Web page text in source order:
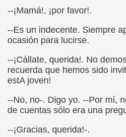
--¡Mamá!, ¡por favor!.
--Es un indecente. Siempre
ocasión para lucirse.
--¡Cállate, querida!. No
recuerda que hemos sido
estA joven!
--No, no-. Digo yo. --Por mí,
de cuentas sólo era una
--¡Gracias, querida!-.
Ayudar a Personas con
(Pedro Zurita)
sánchez Herrero)
Cuetos Suárez)
Otero)